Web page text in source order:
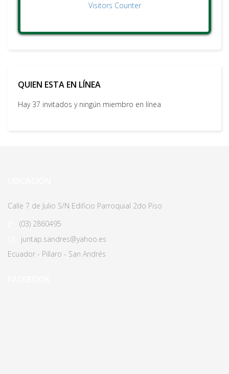
Visitors Counter
QUIEN ESTA EN LÍNEA
Hay 37 invitados y ningún miembro en línea
Calle 7 de Julio S/N Edificio Parroquial 2do Piso
(03) 2860495
juntap.sandres@yahoo.es
Ecuador - Pillaro - San Andrés